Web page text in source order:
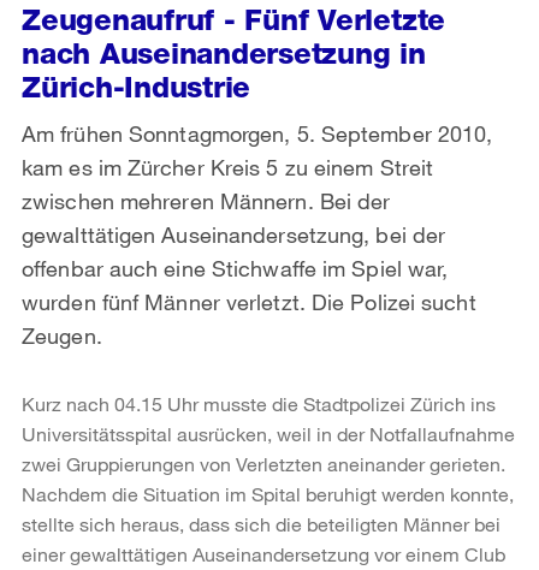
Zeugenaufruf - Fünf Verletzte
nach Auseinandersetzung in
Zürich-Industrie
Am frühen Sonntagmorgen, 5. September 2010,
kam es im Zürcher Kreis 5 zu einem Streit
zwischen mehreren Männern. Bei der
gewalttätigen Auseinandersetzung, bei der
offenbar auch eine Stichwaffe im Spiel war,
wurden fünf Männer verletzt. Die Polizei sucht
Zeugen.
Kurz nach 04.15 Uhr musste die Stadtpolizei Zürich ins
Universitätsspital ausrücken, weil in der Notfallaufnahme
zwei Gruppierungen von Verletzten aneinander gerieten.
Nachdem die Situation im Spital beruhigt werden konnte,
stellte sich heraus, dass sich die beteiligten Männer bei
einer gewalttätigen Auseinandersetzung vor einem Club